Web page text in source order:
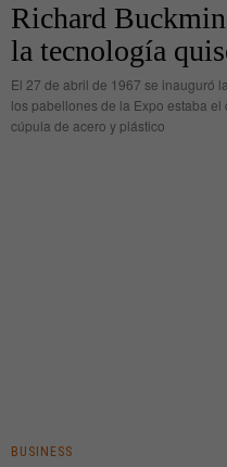
Richard
la tecnología
El 27 de abril de 1967 se inauguró
los pabellones de la Expo estaba
cúpula de acero y plástico
BUSINESS